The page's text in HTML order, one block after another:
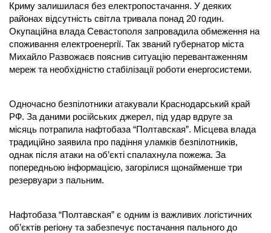
Криму залишилася без електропостачання. У деяких
районах відсутність світла тривала понад 20 годин.
Окупаційна влада Севастополя запровадила обмеження на
споживання електроенергії. Так званий губернатор міста
Михайло Развожаєв пояснив ситуацію перевантаженням
мереж та необхідністю стабілізації роботи енергосистеми.
Одночасно безпілотники атакували Краснодарський край
РФ. За даними російських джерел, під удар вдруге за
місяць потрапила нафтобаза “Полтавская”. Місцева влада
традиційно заявила про падіння уламків безпілотників,
однак після атаки на об’єкті спалахнула пожежа. За
попередньою інформацією, загорілися щонайменше три
резервуари з пальним.
Нафтобаза “Полтавская” є одним із важливих логістичних
об’єктів регіону та забезпечує постачання пального до